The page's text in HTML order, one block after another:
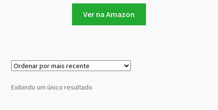
Ver na Amazon
Exibindo um único resultado